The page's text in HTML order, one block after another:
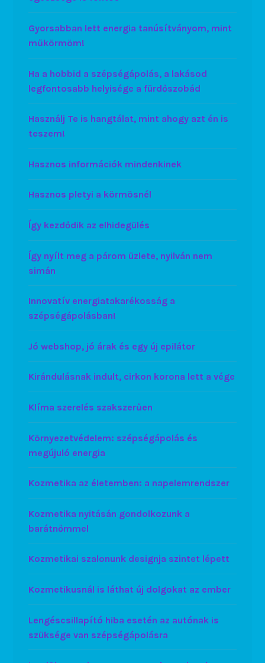
Gyorsabban lett energia tanúsítványom, mint
műkörmöm!
Ha a hobbid a szépségápolás, a lakásod
legfontosabb helyisége a fürdőszobád
Használj Te is hangtálat, mint ahogy azt én is
teszem!
Hasznos információk mindenkinek
Hasznos pletyi a körmösnél
Így kezdődik az elhidegülés
Így nyílt meg a párom üzlete, nyilván nem
simán
Innovatív energiatakarékosság a
szépségápolásban!
Jó webshop, jó árak és egy új epilátor
Kirándulásnak indult, cirkon korona lett a vége
Klíma szerelés szakszerűen
Környezetvédelem: szépségápolás és
megújuló energia
Kozmetika az életemben: a napelemrendszer
Kozmetika nyitásán gondolkozunk a
barátnőmmel
Kozmetikai szalonunk designja szintet lépett
Kozmetikusnál is láthat új dolgokat az ember
Lengéscsillapító hiba esetén az autónak is
szüksége van szépségápolásra